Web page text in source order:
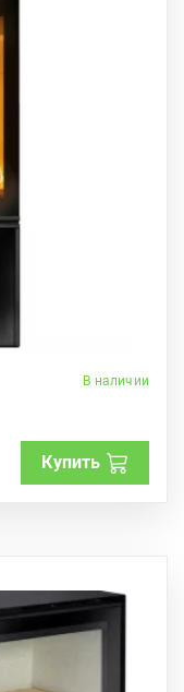
В наличии
Купить